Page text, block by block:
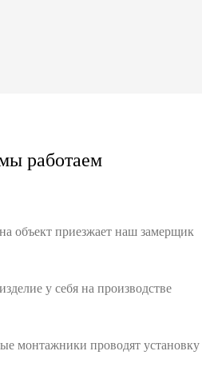
работаем
объект приезжает наш замерщик
у себя на производстве
монтажники проводят установку